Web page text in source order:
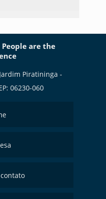
are the
Piratininga -
06230-060